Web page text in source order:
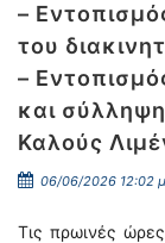
–
του
–
και
Καλούς
06/06/2026 12:02
Τις πρωινές